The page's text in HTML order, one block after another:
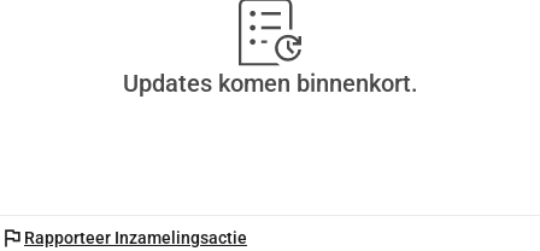
Updates komen binnenkort.
flag Rapporteer Inzamelingsactie